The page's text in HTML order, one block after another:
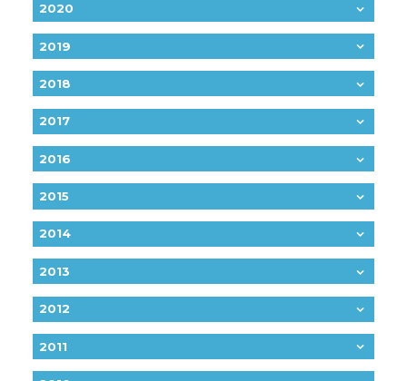
2020
2019
2018
2017
2016
2015
2014
2013
2012
2011